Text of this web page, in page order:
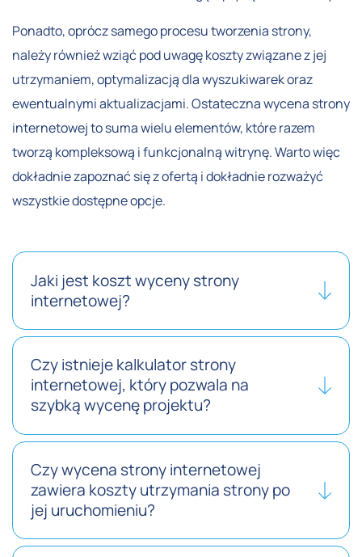
Ponadto, oprócz samego procesu tworzenia strony,
należy również wziąć pod uwagę koszty związane z jej
utrzymaniem, optymalizacją dla wyszukiwarek oraz
ewentualnymi aktualizacjami. Ostateczna wycena strony
internetowej to suma wielu elementów, które razem
tworzą kompleksową i funkcjonalną witrynę. Warto więc
dokładnie zapoznać się z ofertą i dokładnie rozważyć
wszystkie dostępne opcje.
Jaki jest koszt wyceny strony
internetowej?
Czy istnieje kalkulator strony
internetowej, który pozwala na
szybką wycenę projektu?
Czy wycena strony internetowej
zawiera koszty utrzymania strony po
jej uruchomieniu?